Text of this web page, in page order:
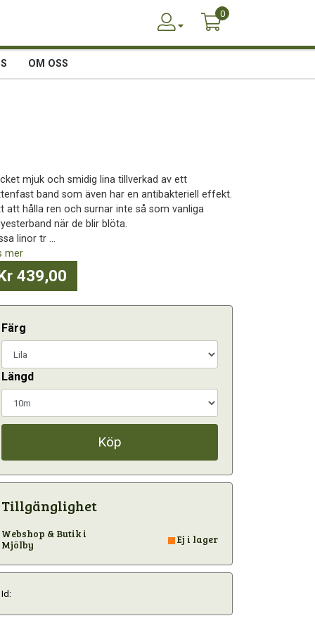
0
OM OSS
mjuk och smidig lina tillverkad av ett
band som även har en antibakteriell effekt.
att hålla ren och surnar inte så som vanliga
när de blir blöta.
linor tr ...
mer
439,00
Färg
Längd
Köp
Tillgänglighet
Webshop & Butik i
Mjölby
Ej i lager
Id: